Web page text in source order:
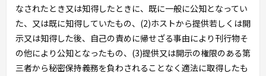
なされたとき又は知得したときに、既に一般に公知となってい
た、又は既に知得していたもの、(2)ホストから提供若しくは開
示又は知得した後、自己の責めに帰せざる事由により刊行物そ
の他により公知となったもの、(3)提供又は開示の権限のある第
三者から秘密保持義務を負わされることなく適法に取得したも